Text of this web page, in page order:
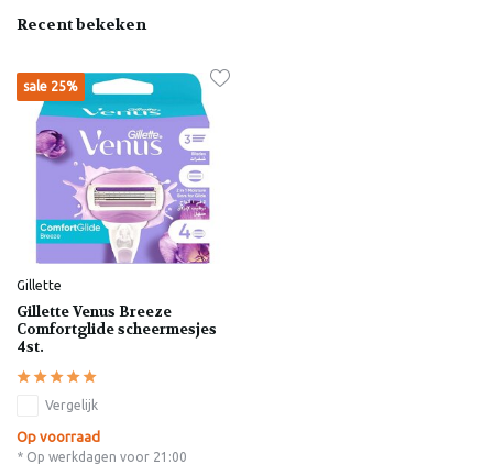
Recent bekeken
sale 25%
Gillette
Gillette Venus Breeze
Comfortglide scheermesjes
4st.
Vergelijk
Op voorraad
* Op werkdagen voor 21:00